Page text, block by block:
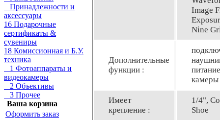
Принадлежности и
аксессуары
16 Подарочные
сертификаты &
сувениры
18 Комиссионная и Б.У.
техника
1 Фотоаппараты и
видеокамеры
2 Объективы
3 Прочее
Ваша корзина
Оформить заказ
Image
Nine
Дополнительные
функции :
питание
камеры
Имеет
крепление :
1/4",
Shoe